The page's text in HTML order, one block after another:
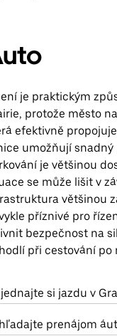
je praktickým
protože město
efektivně
umožňují
je většinou
se může lišit v
většinou
příznivé pro
bezpečnost na
při cestování po
si jazdu v
prenájom